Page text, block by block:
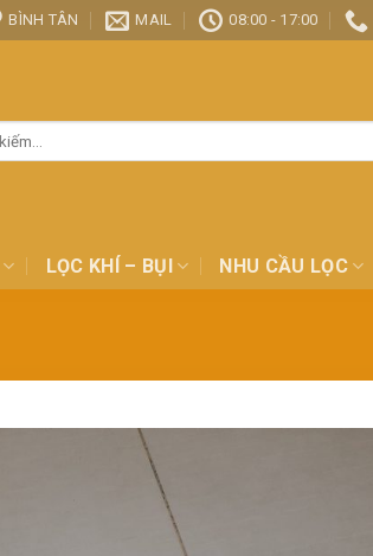
BÌNH TÂN MAIL 08:00 - 17:00
LỌC KHÍ – BỤI NHU CẦU LỌC